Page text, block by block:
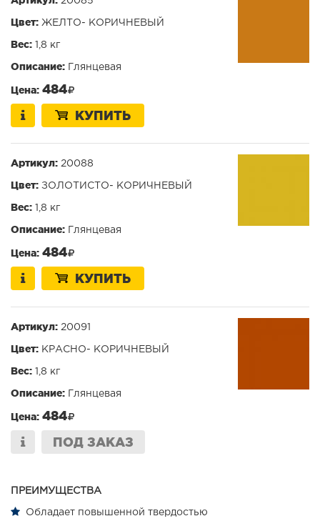
Цвет: ЖЕЛТО- КОРИЧНЕВЫЙ
Вес: 1,8 кг
Описание: Глянцевая
Цена: 484
КУПИТЬ
Артикул: 20088
Цвет: ЗОЛОТИСТО- КОРИЧНЕВЫЙ
Вес: 1,8 кг
Описание: Глянцевая
Цена: 484
КУПИТЬ
Артикул: 20091
Цвет: КРАСНО- КОРИЧНЕВЫЙ
Вес: 1,8 кг
Описание: Глянцевая
Цена: 484
ПОД ЗАКАЗ
ПРЕИМУЩЕСТВА
Обладает повышенной твердостью